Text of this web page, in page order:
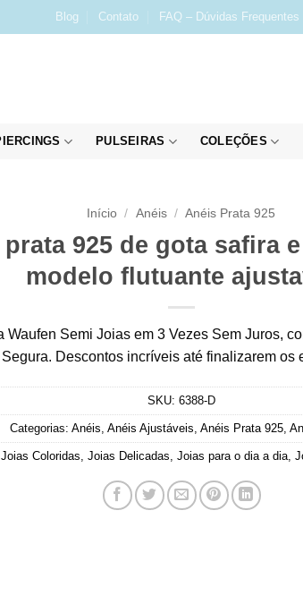
Blog Contato FAQ – Dúvidas Frequentes
PULSEIRAS COLEÇÕES
Início / Anéis / Anéis Prata 925
925 de gota safira
modelo flutuante
Waufen Semi Joias em 3 Vezes Sem Juros,
Segura. Descontos incríveis até finalizarem os
SKU: 6388-D
Categorias: Anéis Anéis Ajustáveis Anéis Prata 925
Joias Coloridas Joias Delicadas Joias para o dia a dia